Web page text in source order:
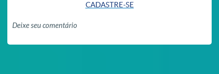
CADASTRE-SE
Deixe seu comentário